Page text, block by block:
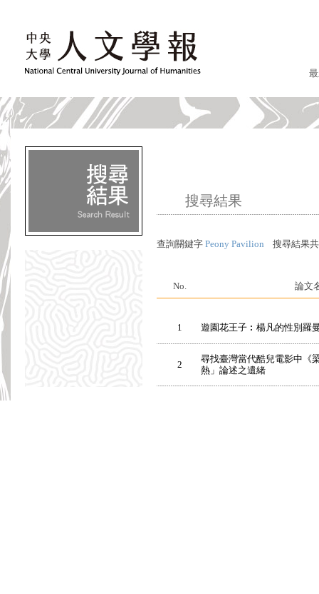
搜尋結果
查詢關鍵字 Peony Pavilion 搜尋結果
No. 論文
1 遊園花王子︰楊凡的性別羅
2
尋找臺灣當代酷兒電影中《
熱」論述之遺緒